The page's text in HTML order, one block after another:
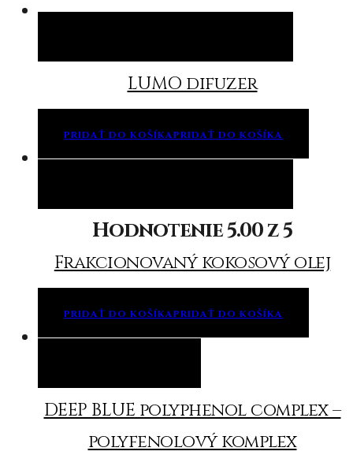
LUMO difuzer
PRIDAŤ DO KOŠÍKAPRIDAŤ DO KOŠÍKA
Hodnotenie5.00z 5
Frakcionovaný kokosový olej
PRIDAŤ DO KOŠÍKAPRIDAŤ DO KOŠÍKA
DEEP BLUE polyphenol complex –
polyfenolový komplex